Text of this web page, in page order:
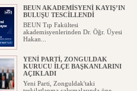
BEUN AKADEMİSYENİ KAYIŞ’IN
BULUŞU TESCİLLENDİ
BEUN Tıp Fakültesi
akademisyenlerinden Dr. Öğr. Üyesi
Hakan...
YENİ PARTİ, ZONGULDAK
KURUCU İLÇE BAŞKANLARINI
AÇIKLADI
Yeni Parti, Zonguldak'taki